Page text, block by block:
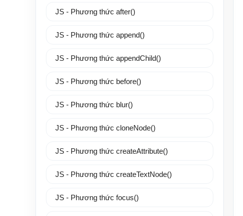
JS - Phương thức after()
JS - Phương thức append()
JS - Phương thức appendChild()
JS - Phương thức before()
JS - Phương thức blur()
JS - Phương thức cloneNode()
JS - Phương thức createAttribute()
JS - Phương thức createTextNode()
JS - Phương thức focus()